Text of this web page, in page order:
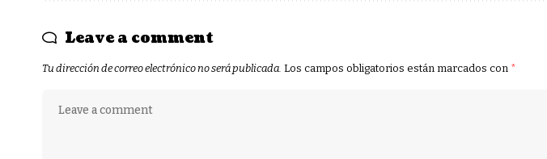
Leave a comment
Tu dirección de correo electrónico no será publicada. Los campos obligatorios están marcados con *